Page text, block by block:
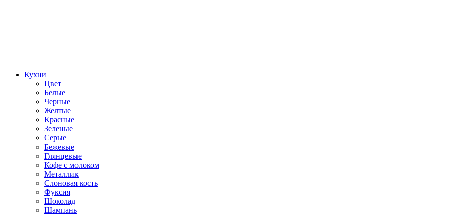
Кухни
Цвет
Белые
Черные
Желтые
Красные
Зеленые
Серые
Бежевые
Глянцевые
Кофе с молоком
Металлик
Слоновая кость
Фуксия
Шоколад
Шампань